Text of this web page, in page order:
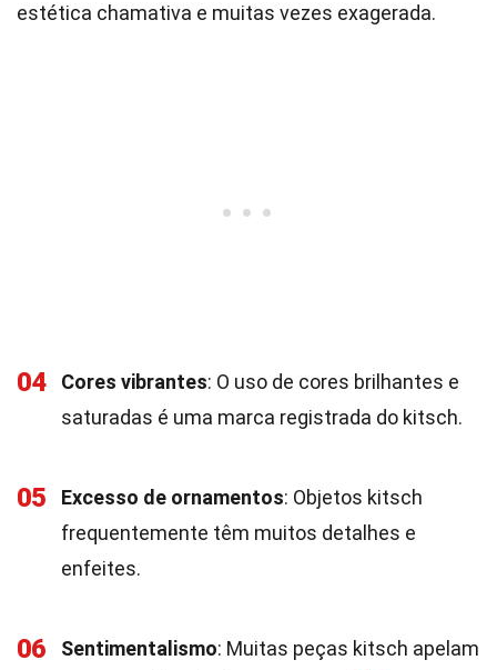
estética chamativa e muitas vezes exagerada.
04 Cores vibrantes: O uso de cores brilhantes e
saturadas é uma marca registrada do kitsch.
05 Excesso de ornamentos: Objetos kitsch
frequentemente têm muitos detalhes e
enfeites.
06 Sentimentalismo: Muitas peças kitsch apelam